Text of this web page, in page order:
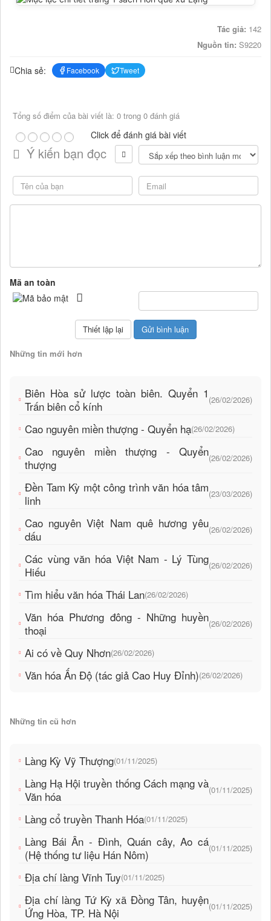
Tác giả: 142
Nguồn tin: S9220
Chia sẻ: Facebook Tweet
Tổng số điểm của bài viết là: 0 trong 0 đánh giá
Click để đánh giá bài viết
Ý kiến bạn đọc
Mã an toàn
Những tin mới hơn
Biên Hòa sử lược toàn biên. Quyển 1
Trấn biên cổ kính
(26/02/2026)
Cao nguyên miền thượng - Quyển hạ(26/02/2026)
Cao nguyên miền thượng - Quyển
thượng
(26/02/2026)
Đền Tam Kỳ một công trình văn hóa tâm
linh
(23/03/2026)
Cao nguyên Việt Nam quê hương yêu
dấu
(26/02/2026)
Các vùng văn hóa Việt Nam - Lý Tùng
Hiếu
(26/02/2026)
Tìm hiểu văn hóa Thái Lan(26/02/2026)
Văn hóa Phương đông - Những huyền
thoại
(26/02/2026)
Ai có về Quy Nhơn(26/02/2026)
Văn hóa Ấn Độ (tác giả Cao Huy Đỉnh)(26/02/2026)
Những tin cũ hơn
Làng Kỳ Vỹ Thượng(01/11/2025)
Làng Hạ Hội truyền thống Cách mạng và
Văn hóa
(01/11/2025)
Làng cổ truyền Thanh Hóa(01/11/2025)
Làng Bái Ân - Đình, Quán cây, Ao cá
(Hệ thống tư liệu Hán Nôm)
(01/11/2025)
Địa chí làng Vĩnh Tuy(01/11/2025)
Địa chí làng Tứ Kỳ xã Đồng Tân, huyện
Ứng Hòa, TP. Hà Nội
(01/11/2025)